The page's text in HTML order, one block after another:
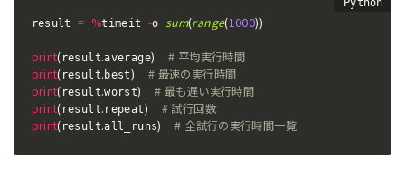
result = %timeit -o sum(range(1000))
print( result.average)
# 平均実行時間
print( result. best)
# 最速の実行時間
print( result.worst)
# 最も遅い実行時間
print( result. repeat)
# 試行回数
print( result.all_runs) # 全試行の実行時間一覧